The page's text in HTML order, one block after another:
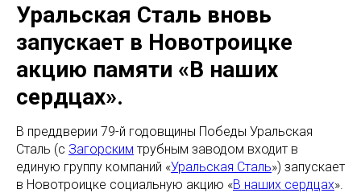
Уральская Сталь вновь
запускает в Новотроицке
акцию памяти «В наших
сердцах».
В преддверии 79-й годовщины Победы Уральская
Сталь (с Загорским трубным заводом входит в
единую группу компаний «Уральская Сталь») запускает
в Новотроицке социальную акцию «В наших сердцах».